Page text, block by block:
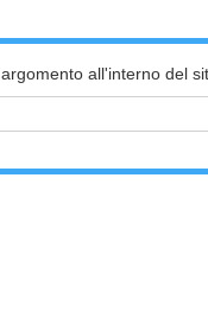
all'interno del